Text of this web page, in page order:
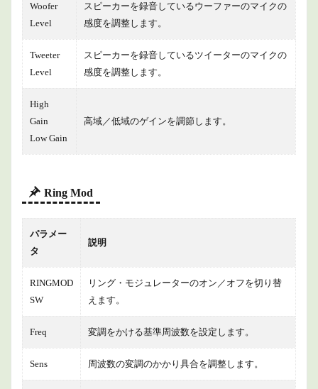
Woofer
Level
スピーカーを録音しているウーファーのマイクの
感度を調整します。
Tweeter
Level
スピーカーを録音しているツイーターのマイクの
感度を調整します。
High
Gain
Low Gain
高域／低域のゲインを調節します。
Ring Mod
パラメー
タ
説明
RINGMOD
SW
リング・モジュレーターのオン／オフを切り替
えます。
Freq 変調をかける基準周波数を設定します。
Sens 周波数の変調のかかり具合を調整します。